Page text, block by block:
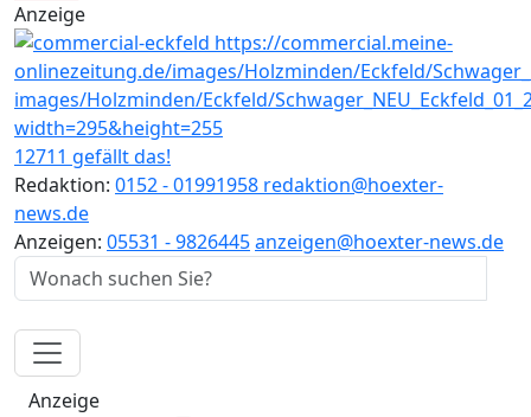
Anzeige
12711 gefällt das!
Redaktion: 0152 - 01991958 redaktion@hoexter-
news.de
Anzeigen: 05531 - 9826445anzeigen@hoexter-news.de
Anzeige